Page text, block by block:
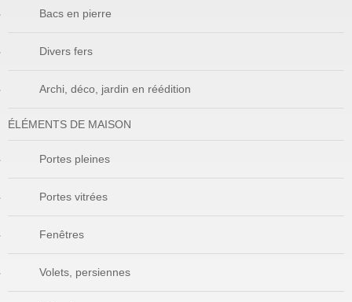
Bacs en pierre
Divers fers
Archi, déco, jardin en réédition
ÉLÉMENTS DE MAISON
Portes pleines
Portes vitrées
Fenêtres
Volets, persiennes